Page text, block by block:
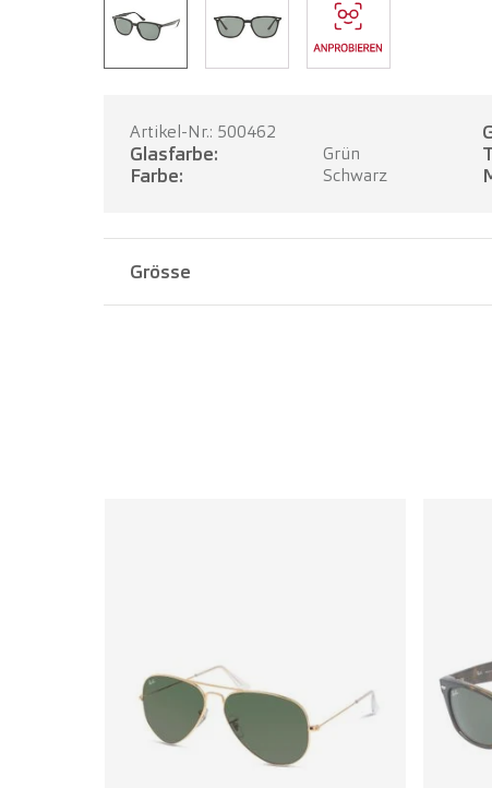
Artikel-Nr.: 500462
Glasfarbe: Grün
Farbe: Schwarz
Grösse